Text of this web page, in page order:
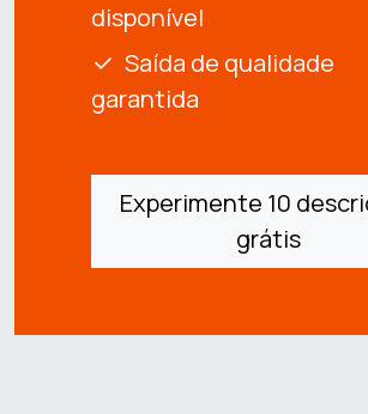
disponível
Saída de qualidade
garantida
Experimente 10
grátis